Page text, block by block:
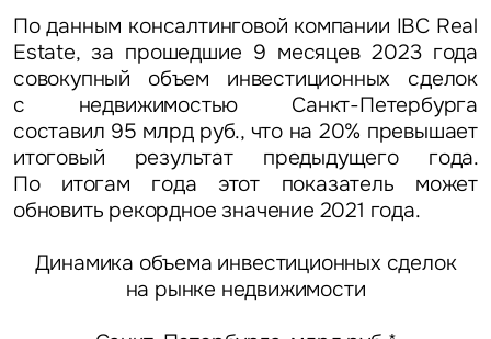
По данным консалтинговой компании IBC Real
Estate, за прошедшие 9 месяцев 2023 года
совокупный объем инвестиционных сделок
с недвижимостью Санкт-Петербурга
составил 95 млрд руб., что на 20% превышает
итоговый результат предыдущего года.
По итогам года этот показатель может
обновить рекордное значение 2021 года.
Динамика объема инвестиционных сделок
на рынке недвижимости